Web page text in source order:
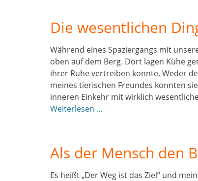
Die wesentlichen
Während eines Spaziergangs mit
oben auf dem Berg. Dort lagen Kühe
ihrer Ruhe vertreiben konnte. Weder
meines tierischen Freundes konnten
inneren Einkehr mit wirklich
Weiterlesen …
Als der Mensch den
Es heißt „Der Weg ist das Ziel“ und